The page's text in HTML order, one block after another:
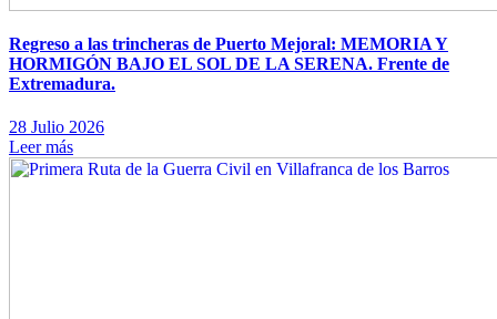
Regreso a las trincheras de Puerto Mejoral: MEMORIA Y
HORMIGÓN BAJO EL SOL DE LA SERENA. Frente de
Extremadura.
28 Julio 2026
Leer más